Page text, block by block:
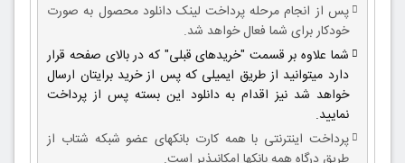
پس از انجام مرحله پرداخت لینک دانلود محصول به صورت
خودکار برای شما فعال خواهد شد.
شما علاوه بر قسمت "خریدهای قبلی" که در بالای صفحه قرار
دارد میتوانید از طریق ایمیلی که پس از خرید برایتان ارسال
خواهد شد نیز اقدام به دانلود این بسته پس از پرداخت
نمایید.
پرداخت اینترنتی با همه کارت بانکهای عضو شبکه شتاب از